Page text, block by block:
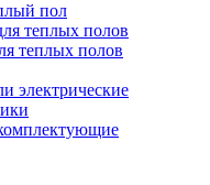
пол
теплых полов
теплых полов
электрические